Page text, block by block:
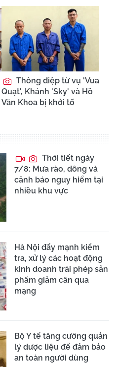
Thông điệp từ vụ 'Vua
Quạt', Khánh 'Sky' và Hồ
Văn Khoa bị khởi tố
Thời tiết ngày
7/8: Mưa rào, dông và
cảnh báo nguy hiểm tại
nhiều khu vực
Hà Nội đẩy mạnh kiểm
tra, xử lý các hoạt động
kinh doanh trái phép sản
phẩm giảm cân qua
mạng
Bộ Y tế tăng cường quản
lý dược liệu để đảm bảo
an toàn người dùng